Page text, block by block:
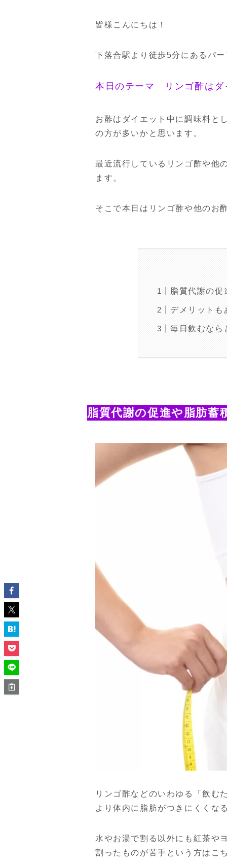
皆様こんにちは！
下落合駅より徒歩5分にあるパ
本日のテーマ リンゴ酢はダ
お酢はダイエット中に調味料と
の方が多いかと思います。
最近流行しているリンゴ酢や他
ます。
そこで本日はリンゴ酢や他のお
脂質代謝の
デメリットも
毎日飲むなら
脂質代謝の促進や脂肪蓄
リンゴ酢などのいわゆる「飲む
より体内に脂肪がつきにくくな
水やお湯で割る以外にも紅茶や
割ったものが苦手という方はこ